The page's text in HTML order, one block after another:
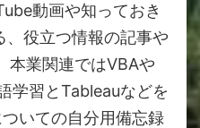
動画や知っておき
、役立つ情報の記事や
本業関連ではVBAや
学習とTableauなどを
いての自分用備忘録